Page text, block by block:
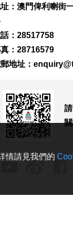
：澳門俾利喇街
：28517758
：28716579
地址：
情請見我們的